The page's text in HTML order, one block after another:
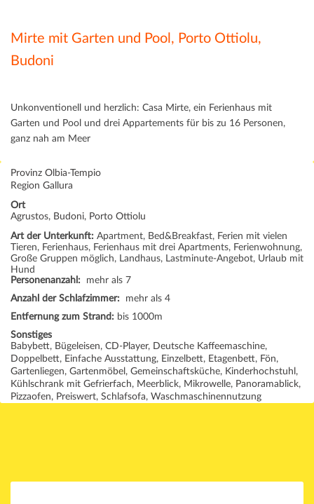
Mirte mit Garten und Pool, Porto Ottiolu,
Budoni
Unkonventionell und herzlich: Casa Mirte, ein Ferienhaus mit
Garten und Pool und drei Appartements für bis zu 16 Personen,
ganz nah am Meer
Provinz Olbia-Tempio
Region Gallura
Ort
Agrustos, Budoni, Porto Ottiolu
Art der Unterkunft: Apartment, Bed&Breakfast, Ferien mit vielen
Tieren, Ferienhaus, Ferienhaus mit drei Apartments, Ferienwohnung,
Große Gruppen möglich, Landhaus, Lastminute-Angebot, Urlaub mit
Hund
Personenanzahl:
mehr als 7
Anzahl der Schlafzimmer:
mehr als 4
Entfernung zum Strand: bis 1000m
Sonstiges
Babybett, Bügeleisen, CD-Player, Deutsche Kaffeemaschine,
Doppelbett, Einfache Ausstattung, Einzelbett, Etagenbett, Fön,
Gartenliegen, Gartenmöbel, Gemeinschaftsküche, Kinderhochstuhl,
Kühlschrank mit Gefrierfach, Meerblick, Mikrowelle, Panoramablick,
Pizzaofen, Preiswert, Schlafsofa, Waschmaschinennutzung